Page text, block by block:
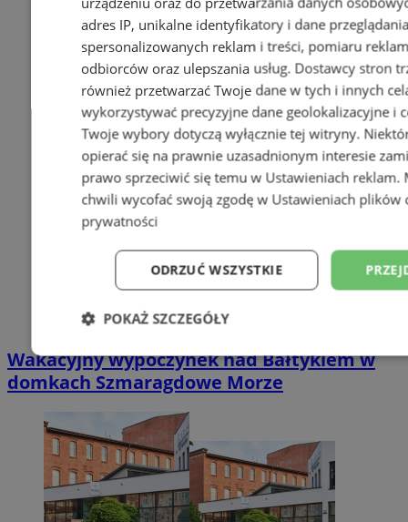
Wakacyjny wypoczynek nad Bałtykiem w
domkach Szmaragdowe Morze
adres IP, unikalne identyfikatory i dane
spersonalizowanych reklam i treści, pomiaru
odbiorców oraz ulepszania usług. Dostawcy stron
również przetwarzać Twoje dane w tych i innych
wykorzystywać precyzyjne dane geolokalizacyjne i
Twoje wybory dotyczą wyłącznie tej witryny.
opierać się na prawnie uzasadnionym interesie
prawo sprzeciwić się temu w Ustawieniach reklam.
chwili wycofać swoją zgodę w Ustawieniach plików
prywatności
ODRZUĆ WSZYSTKIE
POKAŻ SZCZEGÓŁY
Niezbędne Wydajność